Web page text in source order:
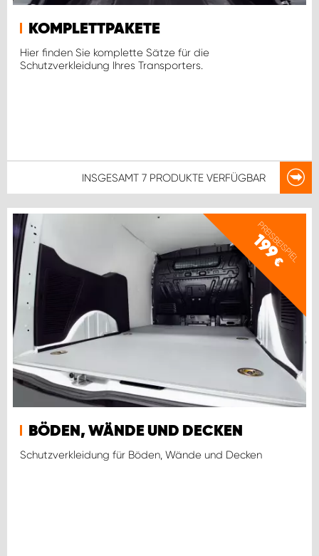
KOMPLETTPAKETE
Hier finden Sie komplette Sätze für die
Schutzverkleidung Ihres Transporters.
INSGESAMT 7 PRODUKTE VERFÜGBAR
PREISBEISPIEL
199
€
BÖDEN, WÄNDE UND DECKEN
Schutzverkleidung für Böden, Wände und Decken